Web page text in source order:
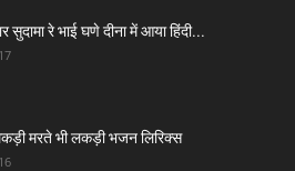
सुदामा रे भाई घणे दीना में आया हिंदी...
मरते भी लकड़ी भजन लिरिक्स